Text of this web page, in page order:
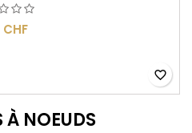
favorite_border
À NOEUDS